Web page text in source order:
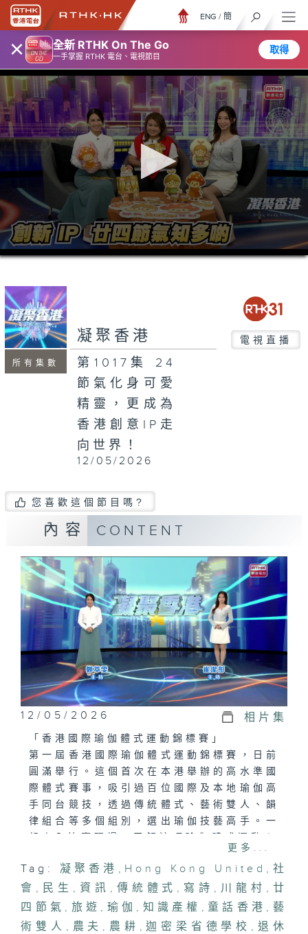
× 全新 RTHK On The Go
一手掌握 RTHK 電台、電視節目
取得
ENG / 簡
0
seconds
minutes,
7
seconds
所有集數
凝聚香港 電視直播
第1017集 24
節氣化身可愛
精靈，更成為
香港創意IP走
向世界！
12/05/2026
您喜歡這個節目嗎?
內容 CONTENT
12/05/2026 相片集
「香港國際瑜伽體式運動錦標賽」
第一屆香港國際瑜伽體式運動錦標賽，日前
圓滿舉行。這個首次在本港舉辦的高水準國
際體式賽事，吸引過百位國際及本地瑜伽高
手同台競技，透過傳統體式、藝術雙人、韻
律組合等多個組別，選出瑜伽技藝高手。一
「創新IP，廿四節氣知多啲」
有沒有想過，日曆上冷冰冰的「24節
氣」，竟然可以化身為陪伴孩子成長的可愛
精靈？今集請來「節氣牙菇」創作者，分享
更多...
Tag: 凝聚香港 , Hong Kong United , 社
會 , 民生 , 資訊 , 傳統體式 , 寫詩 , 川龍村 , 廿
四節氣 , 旅遊 , 瑜伽 , 知識產權 , 童話香港 , 藝
術雙人 , 農夫 , 農耕 , 迦密梁省德學校 , 退休